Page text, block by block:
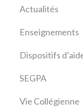
Actualités
Enseignements
Allemand
Anglais
Arts plastiques
Education musicale
Dispositifs
SEGPA
Vie Collégienne